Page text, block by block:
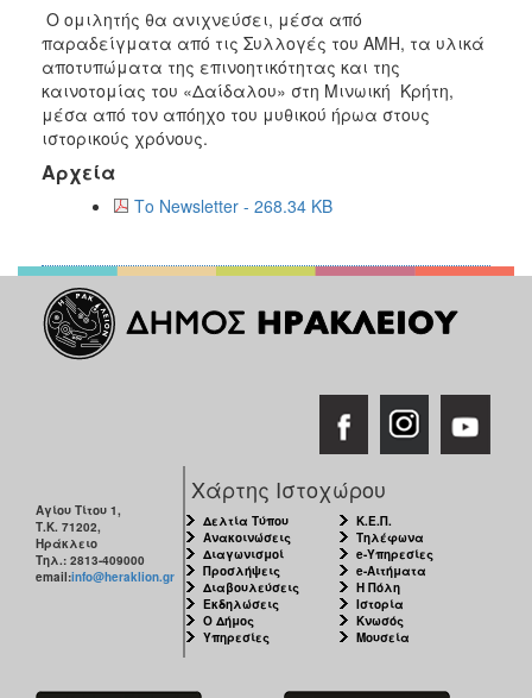
Ο ομιλητής θα ανιχνεύσει, μέσα από
παραδείγματα από τις Συλλογές του ΑΜΗ, τα υλικά
αποτυπώματα της επινοητικότητας και της
καινοτομίας του «Δαίδαλου» στη Μινωική Κρήτη,
μέσα από τον απόηχο του μυθικού ήρωα στους
ιστορικούς χρόνους.
Αρχεία
Το Newsletter - 268.34 KB
Αγίου Τίτου 1,
Τ.Κ. 71202,
Ηράκλειο
Τηλ.: 2813-409000
email:info@heraklion.gr
Χάρτης Ιστοχώρου
Δελτία Τύπου
Ανακοινώσεις
Διαγωνισμοί
Προσλήψεις
Διαβουλεύσεις
Εκδηλώσεις
Ο Δήμος
Υπηρεσίες
Κ.Ε.Π.
Τηλέφωνα
e-Υπηρεσίες
e-Αιτήματα
Η Πόλη
Ιστορία
Κνωσός
Μουσεία